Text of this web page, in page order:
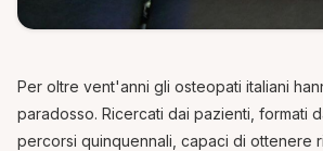
Per oltre vent'anni gli osteopati italiani
paradosso. Ricercati dai pazienti, formati
percorsi quinquennali, capaci di ottenere